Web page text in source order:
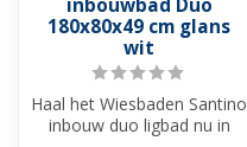
180x80x49 cm glans
wit
Haal het Wiesbaden Santino
inbouw duo ligbad nu in